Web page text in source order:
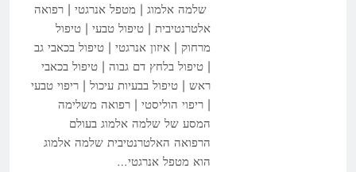
שלמה אלמוג | מטפל אנרגטי | רפואה
אלטרנטיבית | טיפול טבעי | טיפול
מרחוק | איזון אנרגטי | טיפול בכאבי גב
| טיפול בלחץ דם גבוה | טיפול בכאבי
ראש | טיפול בבעיות עיכול | ריפוי טבעי
| ריפוי הוליסטי | רפואה משלימה
המסע של שלמה אלמוג בעולם
הרפואה האלטרנטיבית שלמה אלמוג
הוא מטפל אנרגטי…